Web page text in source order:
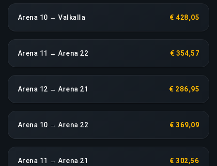
Arena 10 → Valkalla € 428,05
Arena 11 → Arena 22 € 354,57
Arena 12 → Arena 21 € 286,95
Arena 10 → Arena 22 € 369,09
Arena 11 → Arena 21 € 302,56